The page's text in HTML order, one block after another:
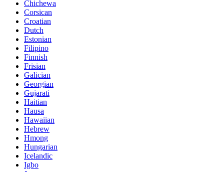
Chichewa
Corsican
Croatian
Dutch
Estonian
Filipino
Finnish
Frisian
Galician
Georgian
Gujarati
Haitian
Hausa
Hawaiian
Hebrew
Hmong
Hungarian
Icelandic
Igbo